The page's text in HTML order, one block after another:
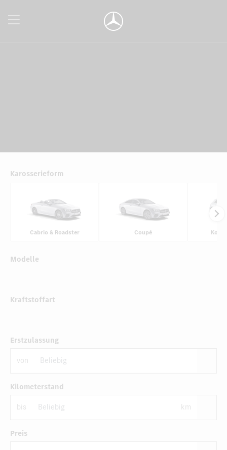
Karosserieform
Cabrio & Roadster Coupé
Modelle
Kraftstoffart
Erstzulassung
von
Kilometerstand
bis km
Preis